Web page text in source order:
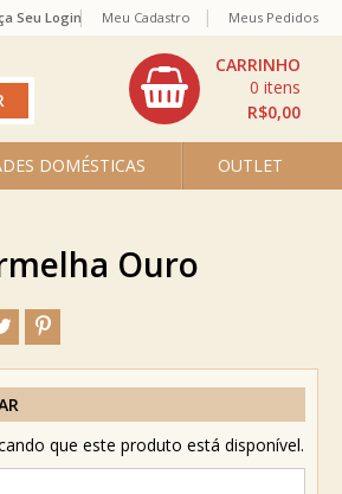
Seu Login
DOMÉSTICAS OUTLET
R$0,00
0
Meu Cadastro Meus Pedidos
Ouro
que este produto está disponível.